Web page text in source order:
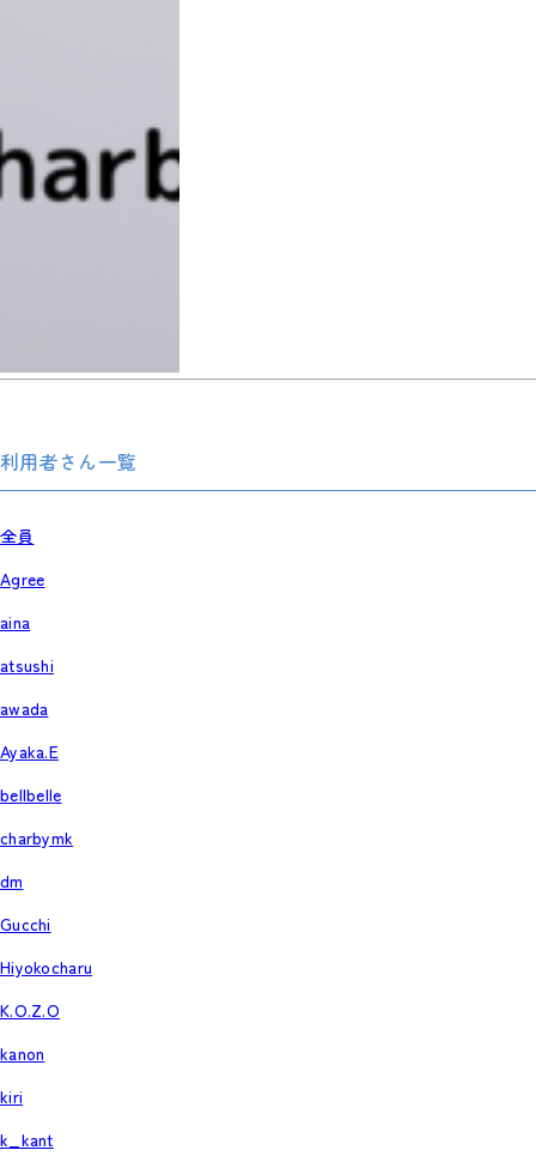
利用者さん一覧
全員
Agree
aina
atsushi
awada
Ayaka.E
bellbelle
charbymk
dm
Gucchi
Hiyokocharu
K.O.Z.O
kanon
kiri
k_kant